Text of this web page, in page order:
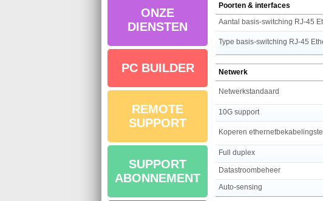
ONZE
DIENSTEN
PC BUILDER
REMOTE
SUPPORT
SUPPORT
ABONNEMENT
Poorten & interfaces
Netwerk
Netwerkstandaard
10G support
Full duplex
Datastroombeheer
Auto-sensing